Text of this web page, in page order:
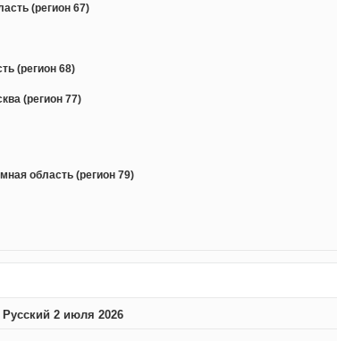
(регион 67)
(регион 68)
(регион 77)
область (регион 79)
2 июля 2026